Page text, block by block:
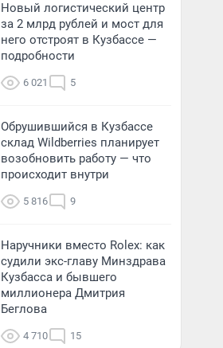
Новый логистический центр
за 2 млрд рублей и мост для
него отстроят в Кузбассе —
подробности
6 021 5
Обрушившийся в Кузбассе
склад Wildberries планирует
возобновить работу — что
происходит внутри
5 816 9
Наручники вместо Rolex: как
судили экс-главу Минздрава
Кузбасса и бывшего
миллионера Дмитрия
Беглова
4 710 15